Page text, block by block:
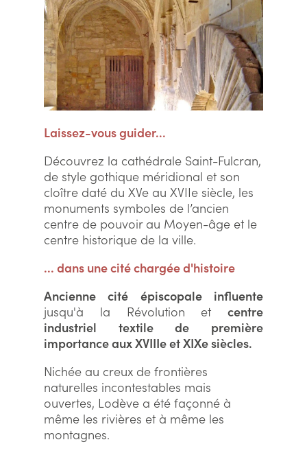
Laissez-vous guider...
Découvrez la cathédrale Saint-Fulcran,
de style gothique méridional et son
cloître daté du XVe au XVIIe siècle, les
monuments symboles de l’ancien
centre de pouvoir au Moyen-âge et le
centre historique de la ville.
... dans une cité chargée d'histoire
Ancienne cité épiscopale influente
jusqu'à la Révolution et centre
industriel textile de première
importance aux XVIIIe et XIXe siècles.
Nichée au creux de frontières
naturelles incontestables mais
ouvertes, Lodève a été façonné à
même les rivières et à même les
montagnes.